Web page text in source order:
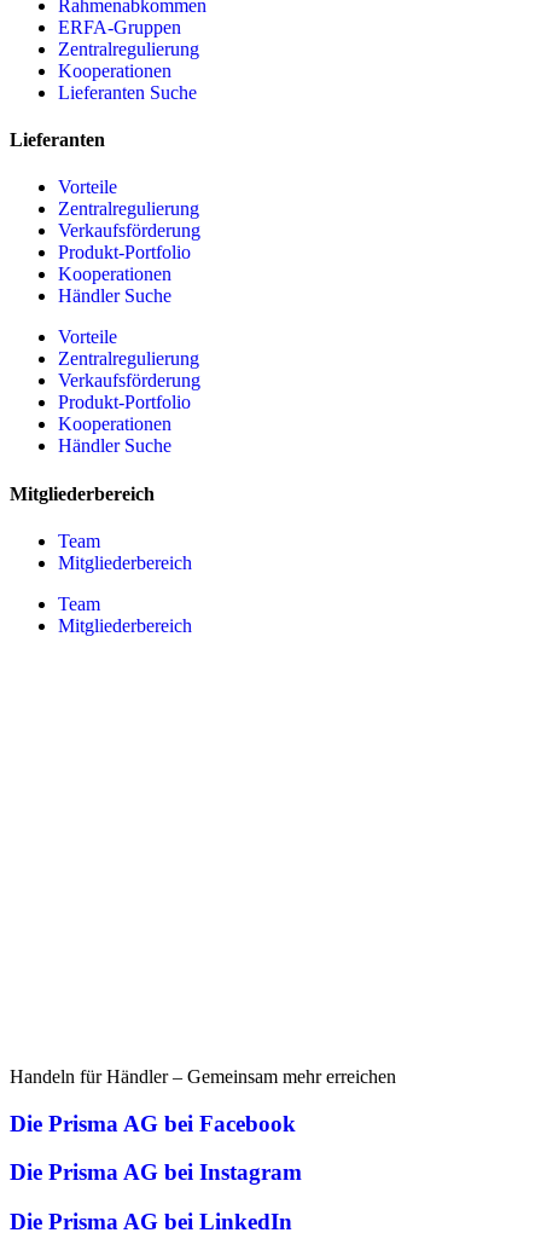
Rahmenabkommen
ERFA-Gruppen
Zentralregulierung
Kooperationen
Lieferanten Suche
Lieferanten
Vorteile
Zentralregulierung
Verkaufsförderung
Produkt-Portfolio
Kooperationen
Händler Suche
Vorteile
Zentralregulierung
Verkaufsförderung
Produkt-Portfolio
Kooperationen
Händler Suche
Mitgliederbereich
Team
Mitgliederbereich
Team
Mitgliederbereich
Handeln für Händler – Gemeinsam mehr erreichen
Die Prisma AG bei Facebook
Die Prisma AG bei Instagram
Die Prisma AG bei LinkedIn